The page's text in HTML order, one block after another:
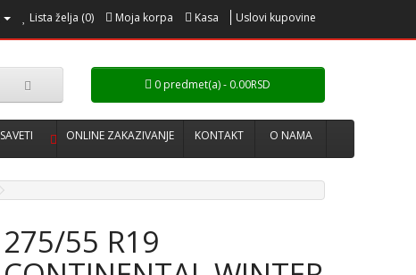
Lista želja (0) Moja korpa Kasa Uslovi kupovine
0 predmet(a) - 0.00RSD
SAVETI ONLINE ZAKAZIVANJE KONTAKT O NAMA
275/55 R19